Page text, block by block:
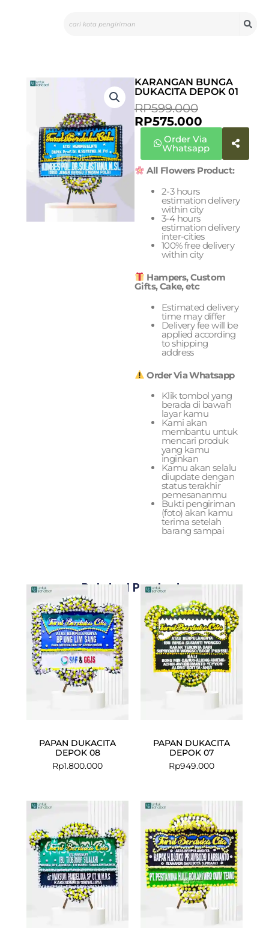
KARANGAN BUNGA
DUKACITA DEPOK 01
RP599.000
WAS:
RP599.000.
RP575.000
IS:
RP575.000.
Order Via
Whatsapp
All Flowers Product:
2-3 hours
estimation delivery
within city
3-4 hours
estimation delivery
inter-cities
100% free delivery
within city
Hampers, Custom
Gifts, Cake, etc
Estimated delivery
time may differ
Delivery fee will be
applied according
to shipping
address
Order Via Whatsapp
Klik tombol yang
berada di bawah
layar kamu
Kami akan
membantu untuk
mencari produk
yang kamu
inginkan
Kamu akan selalu
diupdate dengan
status terakhir
pemesananmu
Bukti pengiriman
(foto) akan kamu
terima setelah
barang sampai
Related Products
PAPAN DUKACITA
DEPOK 08
Rp1.800.000
PAPAN DUKACITA
DEPOK 07
Rp949.000